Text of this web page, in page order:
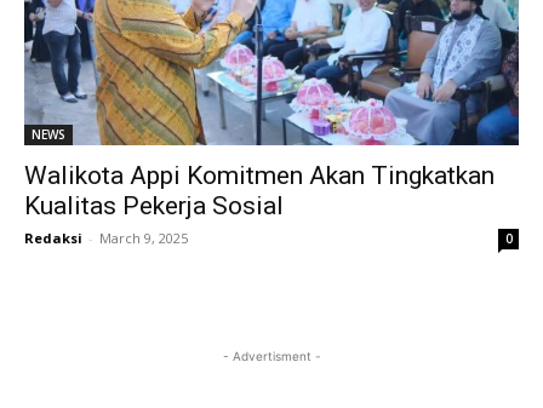
NEWS
Walikota Appi Komitmen Akan Tingkatkan
Kualitas Pekerja Sosial
Redaksi - March 9, 2025 0
- Advertisment -